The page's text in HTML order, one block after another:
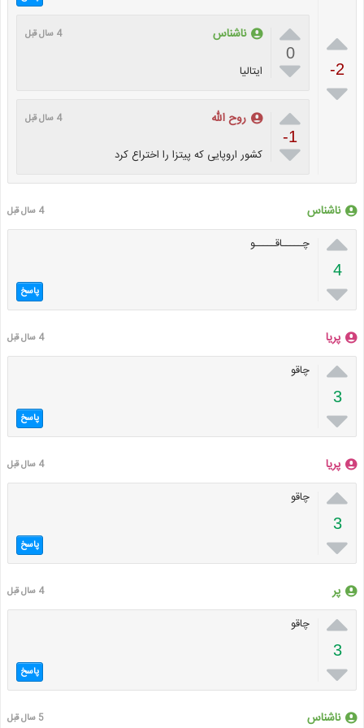

-2


0

ناشناس 4 سال قبل
ایتالیا

-1

روح الله 4 سال قبل
کشور اروپایی که پیتزا را اختراع کرد
ناشناس 4 سال قبل

4

چـــــاقـــــو
پاسخ
پریا 4 سال قبل

3

چاقو
پاسخ
پریا 4 سال قبل

3

چاقو
پاسخ
پر 4 سال قبل

3

چاقو
پاسخ
ناشناس 5 سال قبل